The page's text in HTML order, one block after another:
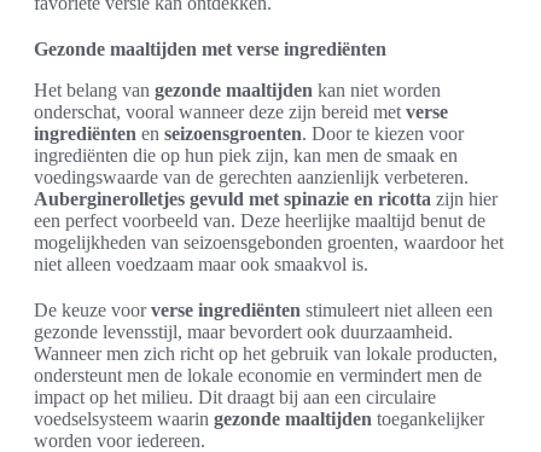
Gezonde maaltijden met verse ingrediënten
Het belang van gezonde maaltijden kan niet worden
onderschat, vooral wanneer deze zijn bereid met verse
ingrediënten en seizoensgroenten. Door te kiezen voor
ingrediënten die op hun piek zijn, kan men de smaak en
voedingswaarde van de gerechten aanzienlijk verbeteren.
Auberginerolletjes gevuld met spinazie en ricotta zijn hier
een perfect voorbeeld van. Deze heerlijke maaltijd benut de
mogelijkheden van seizoensgebonden groenten, waardoor het
niet alleen voedzaam maar ook smaakvol is.
De keuze voorverse ingrediënten stimuleert niet alleen een
gezonde levensstijl, maar bevordert ook duurzaamheid.
Wanneer men zich richt op het gebruik van lokale producten,
ondersteunt men de lokale economie en vermindert men de
impact op het milieu. Dit draagt bij aan een circulaire
voedselsysteem waarin gezonde maaltijden toegankelijker
worden voor iedereen.